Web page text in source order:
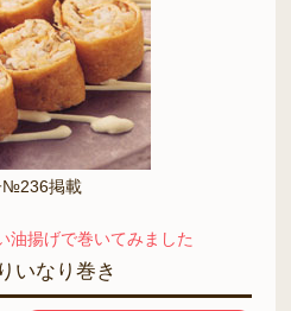
№236掲載
油揚げで巻いてみました
いなり巻き